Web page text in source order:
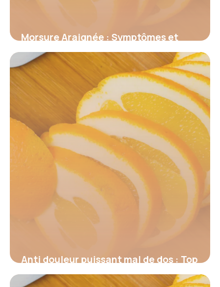
Morsure Araignée : Symptômes et
Premiers Secours
18 juin 2026
Anti douleur puissant mal de dos : Top
2026